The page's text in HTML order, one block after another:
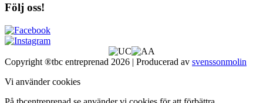
Följ oss!
Copyright ®tbc entreprenad 2026 | Producerad av svenssonmolin
Vi använder cookies